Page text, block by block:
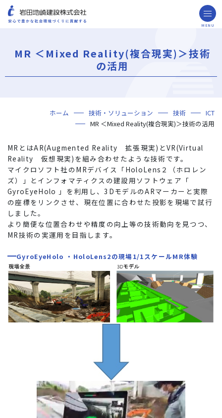
MENU
ごあいさつ
ミッション・ビジョン・社訓
会社概要
組織図
役員一覧
沿革
岩田地崎の歴史
事業所一覧
関連会社
プレスリリース
財務情報
岩田地崎建設のCM
3分でわかる岩田地崎建設
年代から探す
地域別で探す
用途区分から探す
GISマップシステム
Niseko Project
プロジェクトレポート
技術・ソリューション
海外事業
NISEKO PROJECTS
閉じる
MR ＜Mixed Reality(複合現実)＞技術
の活用
ホーム 技術・ソリューション 技術
ICT
MR ＜Mixed Reality(複合現実)＞技術の活用
MR とはAR(Augmented Reality 拡張現実) とVR(Virtual
Reality 仮想現実) を組み合わせたような技術です。
マイクロソフト社の MRデバイス「HoloLens ２（ホロレン
ズ）」とインフォマティクスの建設用ソフトウェア「
GyroEyeHolo 」を利用し、3D モデルのARマーカーと実際
の座標をリンクさせ、現在位置に合わせた投影を現場で試行
しました。
より簡便な位置合わせや精度の向上等の技術動向を見つつ、
MR技術の実運用を目指します。
GyroEyeHolo ・ HoloLens2の現場 1/1 スケールMR体験